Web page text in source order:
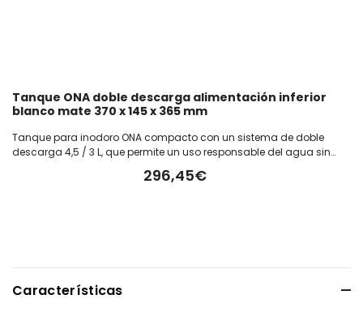
Tanque ONA doble descarga alimentación inferior
blanco mate 370 x 145 x 365 mm
Tanque para inodoro ONA compacto con un sistema de doble
descarga 4,5 / 3 L, que permite un uso responsable del agua sin
comprometer el rendimiento. Con alimentación inferior que
facilita una instalación discreta y ordenada. Fabricado en color
296,45€
Características